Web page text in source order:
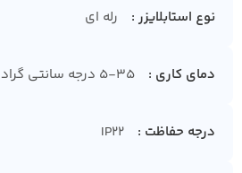
نوع استابلایزر رله ای
دمای کاری ۵-۳۵ درجه سانتی گراد
درجه حفاظت IP22